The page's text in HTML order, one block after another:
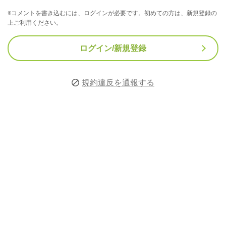
※コメントを書き込むには、ログインが必要です。初めての方は、新規登録の
上ご利用ください。
ログイン/新規登録
規約違反を通報する